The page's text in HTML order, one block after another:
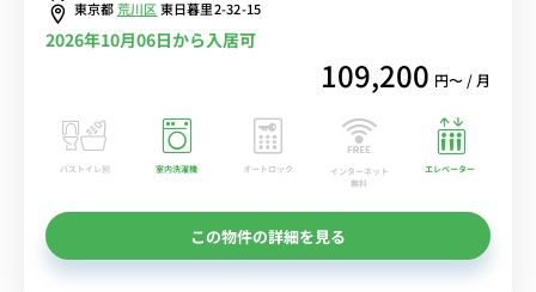
東京都荒川区東日暮里2-32-15
2026年10月06日から入居可
109,200 円〜 / 月
バストイレ別 室内洗濯機 オートロック
インターネット
無料
エレベーター
この物件の詳細を見る